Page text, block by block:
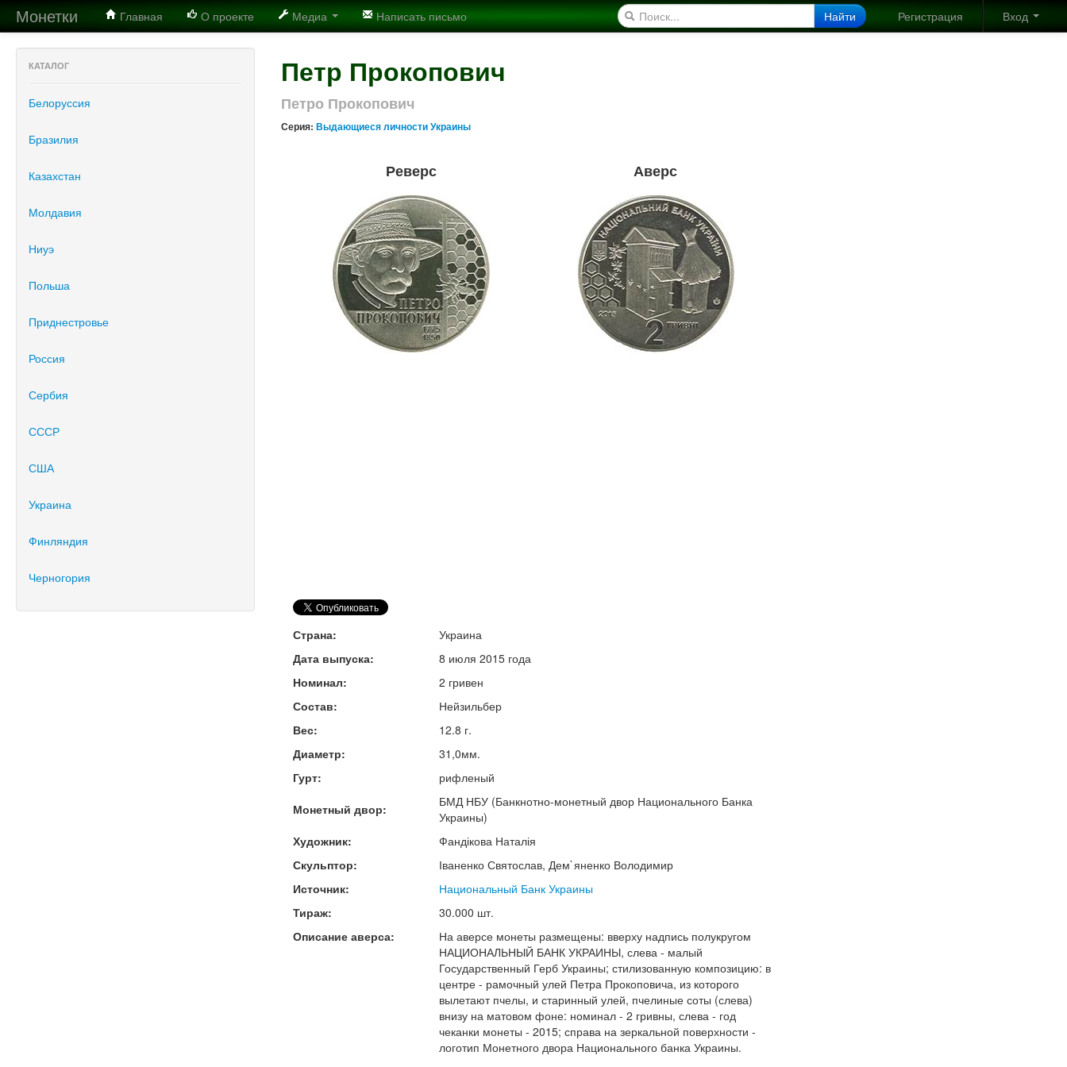
Монетки Главная О проекте Медиа Написать письмо Найти Регистрация Вход
КАТАЛОГ
Белоруссия
Бразилия
Казахстан
Молдавия
Ниуэ
Польша
Приднестровье
Россия
Сербия
СССР
США
Украина
Финляндия
Черногория
Петр Прокопович
Петро Прокопович
Серия:Выдающиеся личности Украины
Реверс Аверс
Страна:
Украина
Дата выпуска:
8 июля 2015 года
Номинал:
2 гривен
Состав:
Нейзильбер
Вес:
12.8 г.
Диаметр:
31,0мм.
Гурт:
рифленый
Монетный двор:
БМД НБУ (Банкнотно-монетный двор Национального Банка
Украины)
Художник:
Фандікова Наталія
Скульптор:
Іваненко Святослав, Дем`яненко Володимир
Источник:
Национальный Банк Украины
Тираж:
30.000 шт.
Описание аверса:
На аверсе монеты размещены: вверху надпись полукругом
НАЦИОНАЛЬНЫЙ БАНК УКРАИНЫ, слева - малый
Государственный Герб Украины; стилизованную композицию: в
центре - рамочный улей Петра Прокоповича, из которого
вылетают пчелы, и старинный улей, пчелиные соты (слева)
внизу на матовом фоне: номинал - 2 гривны, слева - год
чеканки монеты - 2015; справа на зеркальной поверхности -
логотип Монетного двора Национального банка Украины.